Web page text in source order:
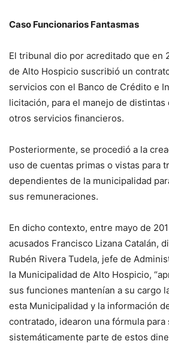
Caso Funcionarios Fantasmas
El tribunal dio por acreditado que en
de Alto Hospicio suscribió un
servicios con el Banco de Crédito e
licitación, para el manejo de distintas
otros servicios financieros.
Posteriormente, se procedió a la
uso de cuentas primas o vistas para
dependientes de la municipalidad
sus remuneraciones.
En dicho contexto, entre mayo de
acusados Francisco Lizana Catalán,
Rubén Rivera Tudela, jefe de
la Municipalidad de Alto Hospicio,
sus funciones mantenían a su cargo
esta Municipalidad y la información
contratado, idearon una fórmula para
sistemáticamente parte de estos